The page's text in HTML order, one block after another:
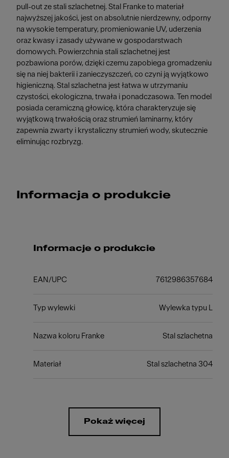
pull-out ze stali szlachetnej. Stal Franke to materiał
najwyższej jakości, jest on absolutnie nierdzewny, odporny
na wysokie temperatury, promieniowanie UV, uderzenia
oraz kwasy i zasady używane w gospodarstwach
domowych. Powierzchnia stali szlachetnej jest
pozbawiona porów, dzięki czemu zapobiega gromadzeniu
się na niej bakterii i zanieczyszczeń, co czyni ją wyjątkowo
higieniczną. Stal szlachetna jest łatwa w utrzymaniu
czystości, ekologiczna, trwała i ponadczasowa. Ten model
posiada ceramiczną głowicę, która charakteryzuje się
wyjątkową trwałością oraz strumień laminarny, który
zapewnia zwarty i krystaliczny strumień wody, skutecznie
eliminując rozbryzg.
Informacja o produkcie
Informacje o produkcie
EAN/UPC 7612986357684
Typ wylewki Wylewka typu L
Nazwa koloru Franke Stal szlachetna
Materiał Stal szlachetna 304
Pokaż więcej